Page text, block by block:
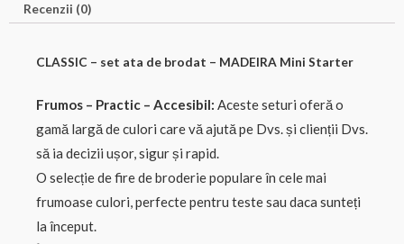
Recenzii (0)
CLASSIC – set ata de brodat – MADEIRA Mini Starter
Frumos – Practic – Accesibil: Aceste seturi oferă o
gamă largă de culori care vă ajută pe Dvs. și clienții Dvs.
să ia decizii ușor, sigur și rapid.
O selecție de fire de broderie populare în cele mai
frumoase culori, perfecte pentru teste sau daca sunteți
la început.